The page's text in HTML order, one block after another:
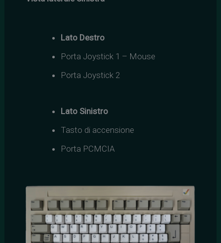
Lato Destro
Porta Joystick 1 – Mouse
Porta Joystick 2
Lato Sinistro
Tasto di accensione
Porta PCMCIA